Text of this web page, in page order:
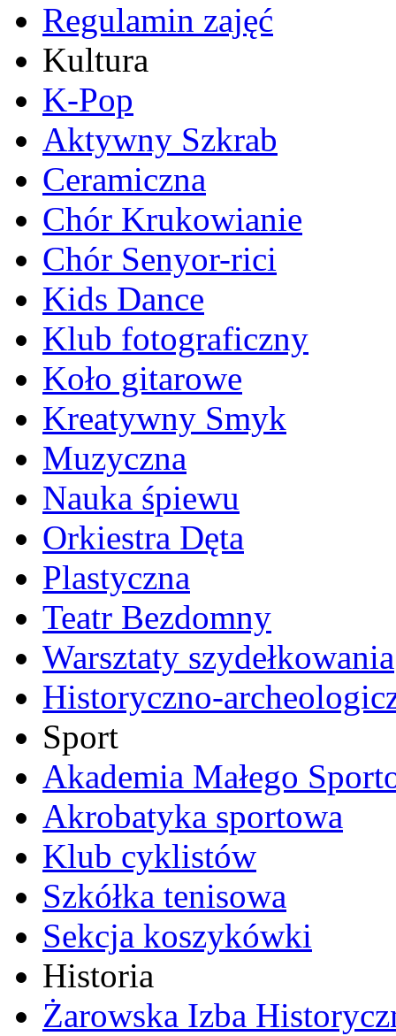
Regulamin zajęć
Kultura
K-Pop
Aktywny Szkrab
Ceramiczna
Chór Krukowianie
Chór Senyor-rici
Kids Dance
Klub fotograficzny
Koło gitarowe
Kreatywny Smyk
Muzyczna
Nauka śpiewu
Orkiestra Dęta
Plastyczna
Teatr Bezdomny
Warsztaty szydełkowania
Historyczno-
Sport
Akademia Małego
Akrobatyka sportowa
Klub cyklistów
Szkółka tenisowa
Sekcja koszykówki
Historia
Żarowska Izba